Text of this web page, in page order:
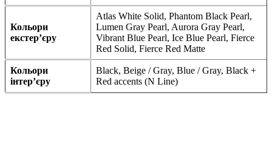
Кольори
екстер’єру
Atlas White Solid, Phantom Black Pearl,
Lumen Gray Pearl, Aurora Gray Pearl,
Vibrant Blue Pearl, Ice Blue Pearl, Fierce
Red Solid, Fierce Red Matte
Кольори
інтер’єру
Black, Beige / Gray, Blue / Gray, Black +
Red accents (N Line)